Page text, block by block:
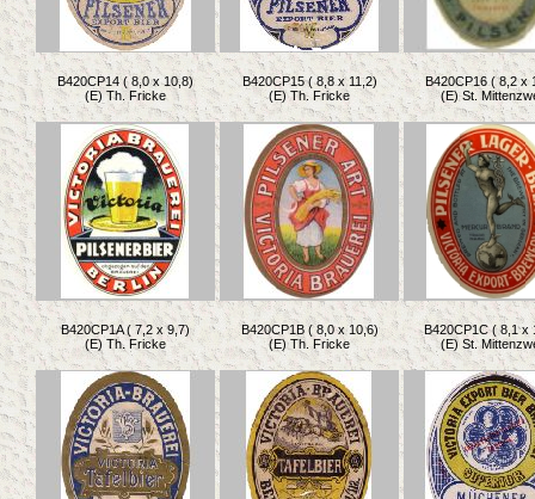
B420CP14 ( 8,0 x 10,8)
(E) Th. Fricke
B420CP15 ( 8,8 x 11,2)
(E) Th. Fricke
B420CP16 ( 8,2 x
(E) St.
B420CP1A ( 7,2 x 9,7)
(E) Th. Fricke
B420CP1B ( 8,0 x 10,6)
(E) Th. Fricke
B420CP1C ( 8,1 x
(E) St.